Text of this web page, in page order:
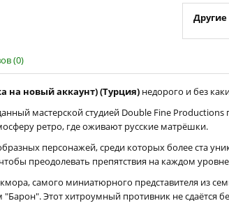
(0)
на новый аккаунт) (Турция) недорого и без
мастерской студией Double Fine
ретро, где оживают русские матрёшки.
персонажей, среди которых более ста
преодолевать препятствия на каждом
самого миниатюрного представителя из
Этот хитроумный противник не сдаётся